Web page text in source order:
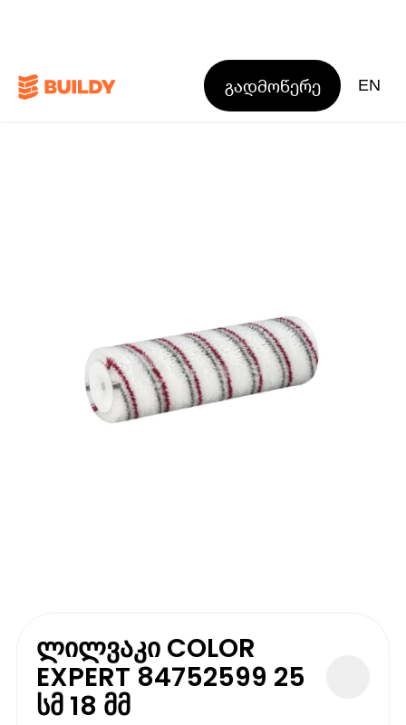
გადმოწერე EN
ლილვაკი COLOR
EXPERT 84752599 25
სმ 18 მმ